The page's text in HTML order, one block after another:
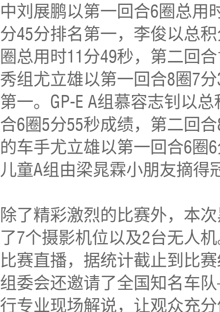
中刘展鹏以第一回合6圈总用
分45分排名第一，李俊以总
圈总用时11分49秒，第二回
秀组尤立雄以第一回合8圈7
第一。GP-E A组慕容志钊以
合6圈5分55秒成绩，第二回
的车手尤立雄以第一回合6圈
儿童A组由梁晁霖小朋友摘得
除了精彩激烈的比赛外，本
了7个摄影机位以及2台无人
比赛直播，据统计截止到比
组委会还邀请了全国知名车
行专业现场解说，让观众充